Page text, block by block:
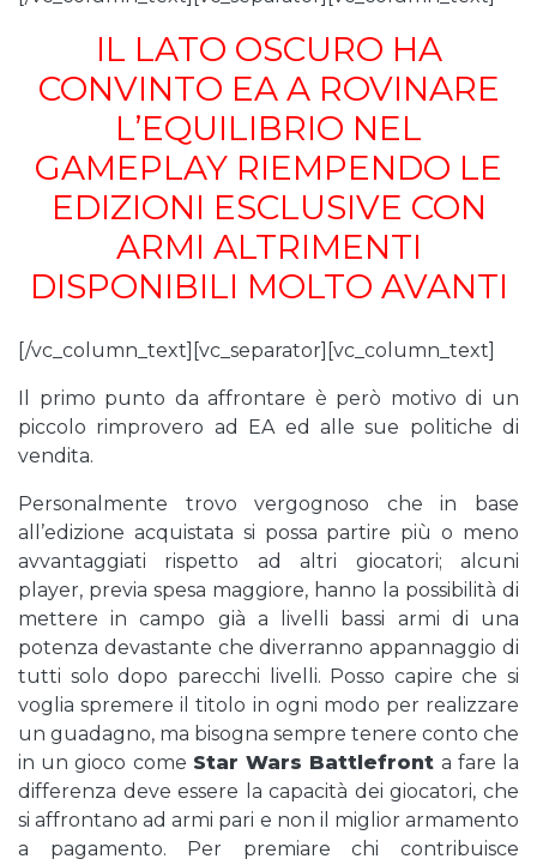
IL LATO OSCURO HA
CONVINTO EA A ROVINARE
L’EQUILIBRIO NEL
GAMEPLAY RIEMPENDO LE
EDIZIONI ESCLUSIVE CON
ARMI ALTRIMENTI
DISPONIBILI MOLTO AVANTI
[/vc_column_text][vc_separator][vc_column_text]
Il primo punto da affrontare è però motivo di un
piccolo rimprovero ad EA ed alle sue politiche di
vendita.
Personalmente trovo vergognoso che in base
all’edizione acquistata si possa partire più o meno
avvantaggiati rispetto ad altri giocatori; alcuni
player, previa spesa maggiore, hanno la possibilità di
mettere in campo già a livelli bassi armi di una
potenza devastante che diverranno appannaggio di
tutti solo dopo parecchi livelli. Posso capire che si
voglia spremere il titolo in ogni modo per realizzare
un guadagno, ma bisogna sempre tenere conto che
in un gioco come Star Wars Battlefront a fare la
differenza deve essere la capacità dei giocatori, che
si affrontano ad armi pari e non il miglior armamento
a pagamento. Per premiare chi contribuisce